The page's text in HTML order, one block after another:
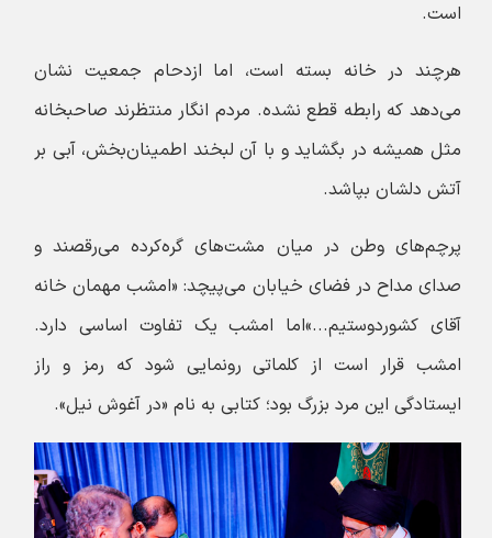
است.
هرچند در خانه بسته است، اما ازدحام جمعیت نشان
می‌دهد که رابطه قطع نشده.مردم انگار منتظرند صاحبخانه
مثل همیشه در بگشاید و با آن لبخند اطمینان‌بخش، آبی بر
آتش دلشان بپاشد.
پرچم‌های وطن در میان مشت‌های گره‌کرده می‌رقصند و
صدای مداح در فضای خیابان می‌پیچد: «امشب مهمان خانه‌
آقای کشوردوستیم...»اما امشب یک تفاوت اساسی دارد.
امشب قرار است از کلماتی رونمایی شود که رمز و راز
ایستادگی این مرد بزرگ بود؛ کتابی به نام «در آغوش نیل».